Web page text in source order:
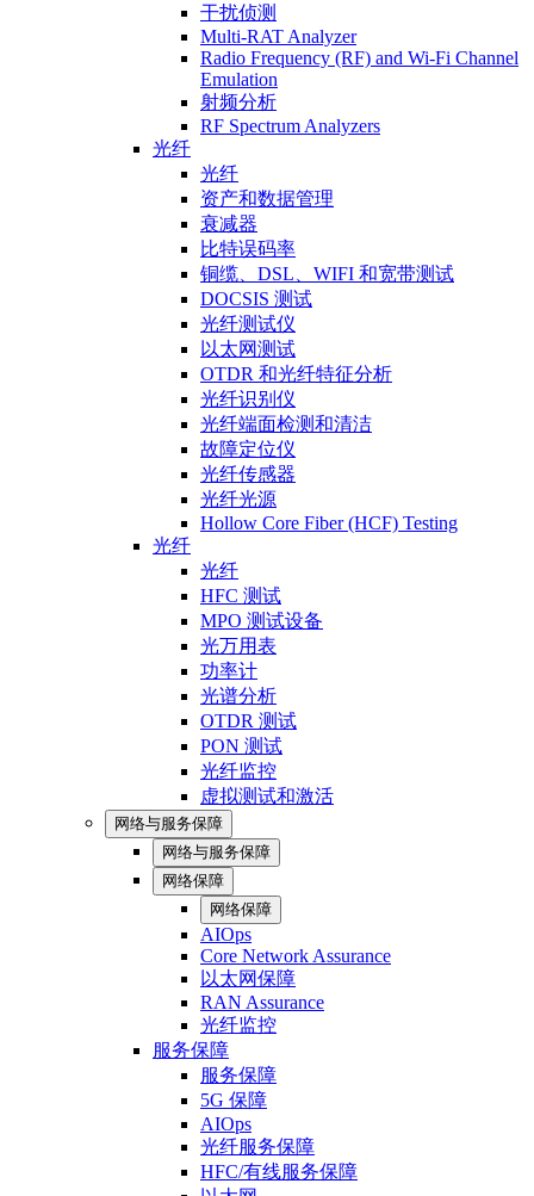
干扰侦测
Multi-RAT Analyzer
Radio Frequency (RF) and Wi-Fi Channel
Emulation
射频分析
RF Spectrum Analyzers
光纤
光纤
资产和数据管理
衰减器
比特误码率
铜缆、DSL、WIFI 和宽带测试
DOCSIS 测试
光纤测试仪
以太网测试
OTDR 和光纤特征分析
光纤识别仪
光纤端面检测和清洁
故障定位仪
光纤传感器
光纤光源
Hollow Core Fiber (HCF) Testing
光纤
光纤
HFC 测试
MPO 测试设备
光万用表
功率计
光谱分析
OTDR 测试
PON 测试
光纤监控
虚拟测试和激活
网络与服务保障
网络与服务保障
网络保障
网络保障
AIOps
Core Network Assurance
以太网保障
RAN Assurance
光纤监控
服务保障
服务保障
5G 保障
AIOps
光纤服务保障
HFC/有线服务保障